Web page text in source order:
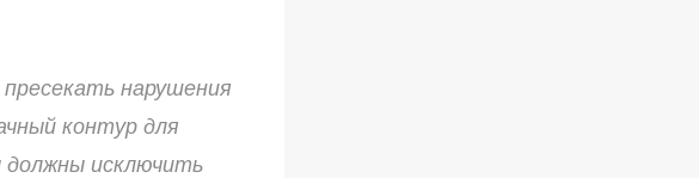
нарушения
контур для
должны исключить